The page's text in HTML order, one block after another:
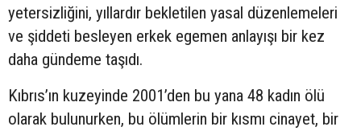
yetersizliğini, yıllardır bekletilen yasal düzenlemeleri
ve şiddeti besleyen erkek egemen anlayışı bir kez
daha gündeme taşıdı.
Kıbrıs’ın kuzeyinde 2001’den bu yana 48 kadın ölü
olarak bulunurken, bu ölümlerin bir kısmı cinayet, bir